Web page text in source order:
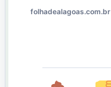
folhadealagoas.com.br